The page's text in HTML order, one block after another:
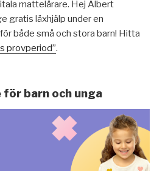
mattelärare. Hej Albert
gratis läxhjälp under en
både små och stora barn! Hitta
provperiod”.
barn och unga